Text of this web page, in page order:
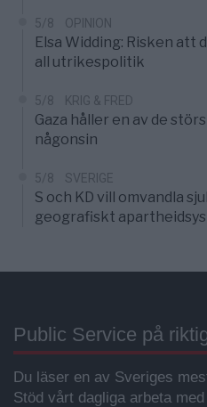
5/8 OPINION
Elsa Widding: Risken att
all utrikespolitik
5/8 KRIG & FRED
Gaza håller en av de
någonsin
5/8 SVERIGE
S och KD vill omvandla
geografiskt
Public Service på
Du läser en av Sveriges
Stöd vårt dagliga arbeta med